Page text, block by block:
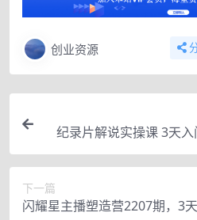
创业资源
纪录片解说实操课 3天
下一篇
闪耀星主播塑造营2207期，3